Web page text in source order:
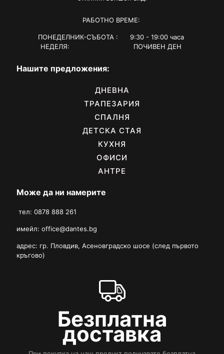
РАБОТНО ВРЕМЕ:
ПОНЕДЕЛНИК-СЪБОТА : 9:30 - 19:00 часа
НЕДЕЛЯ: ПОЧИВЕН ДЕН
Нашите предложения:
ДНЕВНА
ТРАПЕЗАРИЯ
СПАЛНЯ
ДЕТСКА СТАЯ
КУХНЯ
ОФИСИ
АНТРЕ
Може да ни намерите
тел: 0878 888 261
имейл: office@dantes.bg
адрес: гр. Пловдив, Асеновградско шосе (след първото
кръгово)
Безплатна
доставка